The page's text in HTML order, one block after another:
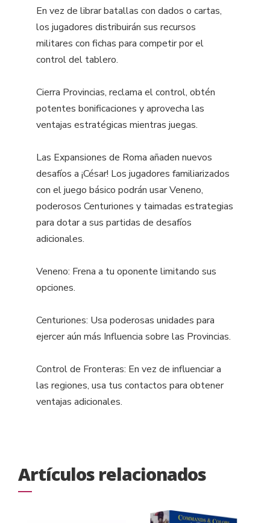
En vez de librar batallas con dados o cartas,
los jugadores distribuirán sus recursos
militares con fichas para competir por el
control del tablero.
Cierra Provincias, reclama el control, obtén
potentes bonificaciones y aprovecha las
ventajas estratégicas mientras juegas.
Las Expansiones de Roma añaden nuevos
desafíos a ¡César! Los jugadores familiarizados
con el juego básico podrán usar Veneno,
poderosos Centuriones y taimadas estrategias
para dotar a sus partidas de desafíos
adicionales.
Veneno: Frena a tu oponente limitando sus
opciones.
Centuriones: Usa poderosas unidades para
ejercer aún más Influencia sobre las Provincias.
Control de Fronteras: En vez de influenciar a
las regiones, usa tus contactos para obtener
ventajas adicionales.
Artículos relacionados